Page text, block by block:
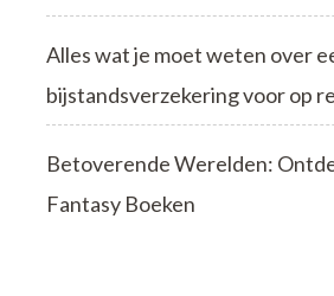
Alles wat je moet weten over
bijstandsverzekering voor op
Betoverende Werelden:
Fantasy Boeken